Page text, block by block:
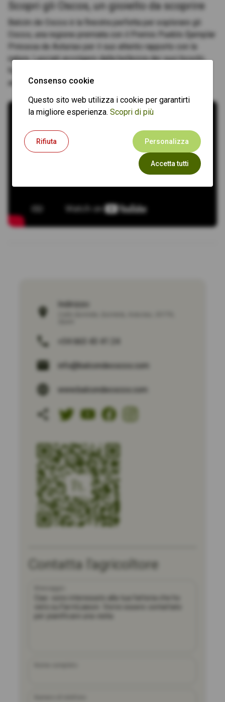
Scopri gli Oscos, un gioiello da scoprire
Balcón de Oscos è la finestra perfetta per esplorare gli
Oscos, una regione premiata con il Premio Pueblo Ejemplar
Princesa de Asturias per il suo attento rapporto con la
natura. Lasciati avvolgere dalla bellezza dei suoi boschi,
angolo privilegiato delle Asturie.
Indirizzo:
info@balcondeoscos.com
www.balcondeoscos.com
Contatta l'agricoltore
Consenso cookie
Questo sito web utilizza i cookie per garantirti
la migliore esperienza. Scopri di più
Rifiuta Personalizza
Accetta tutti